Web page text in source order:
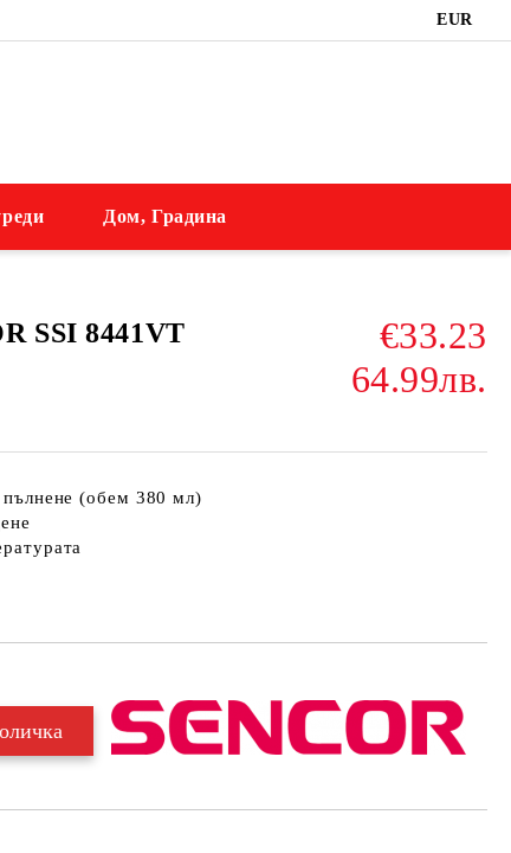
EUR
Дом, Градина
SSI 8441VT
€33.23
64.99лв.
пълнене (обем 380 мл)